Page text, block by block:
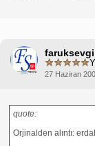
27 Haziran
quote:
Orjinalden alıntı: